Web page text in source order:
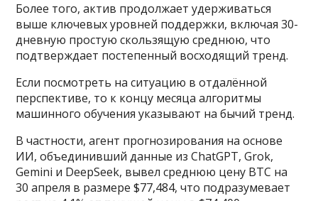
Более того, актив продолжает удерживаться
выше ключевых уровней поддержки, включая 30-
дневную простую скользящую среднюю, что
подтверждает постепенный восходящий тренд.
Если посмотреть на ситуацию в отдалённой
перспективе, то к концу месяца алгоритмы
машинного обучения указывают на бычий тренд.
В частности, агент прогнозирования на основе
ИИ, объединивший данные из ChatGPT, Grok,
Gemini и DeepSeek, вывел среднюю цену BTC на
30 апреля в размере $77,484, что подразумевает